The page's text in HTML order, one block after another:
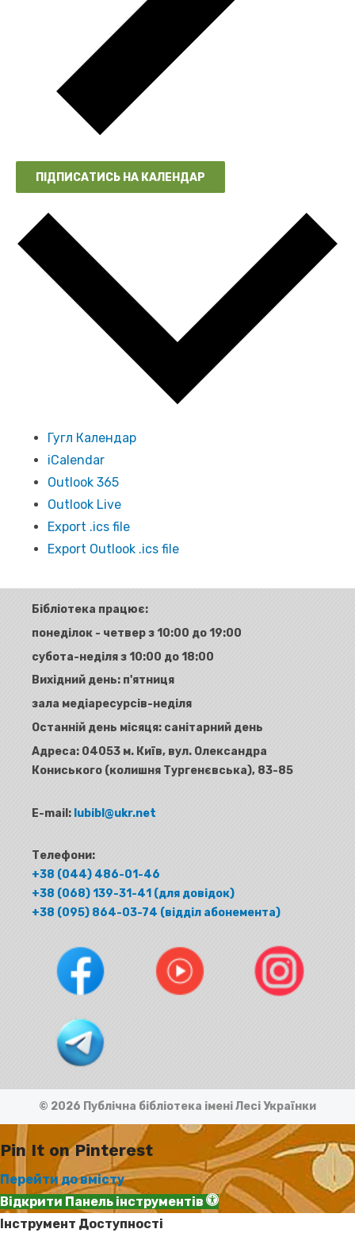
ПІДПИСАТИСЬ НА КАЛЕНДАР
Гугл Календар
iCalendar
Outlook 365
Outlook Live
Export .ics file
Export Outlook .ics file
Бібліотека працює:
понеділок - четвер з 10:00 до 19:00
субота-неділя з 10:00 до 18:00
Вихідний день: п'ятниця
зала медіаресурсів-неділя
Останній день місяця: санітарний день
Адреса: 04053 м. Київ, вул. Олександра
Кониського (колишня Тургенєвська), 83-85
E-mail: lubibl@ukr.net
Телефони:
+38 (044) 486-01-46
+38 (068) 139-31-41 (для довідок)
+38 (095) 864-03-74 (відділ абонемента)
© 2026 Публічна бібліотека імені Лесі Українки
Pin It on Pinterest
Перейти до вмісту
Відкрити Панель інструментів
Інструмент Доступності